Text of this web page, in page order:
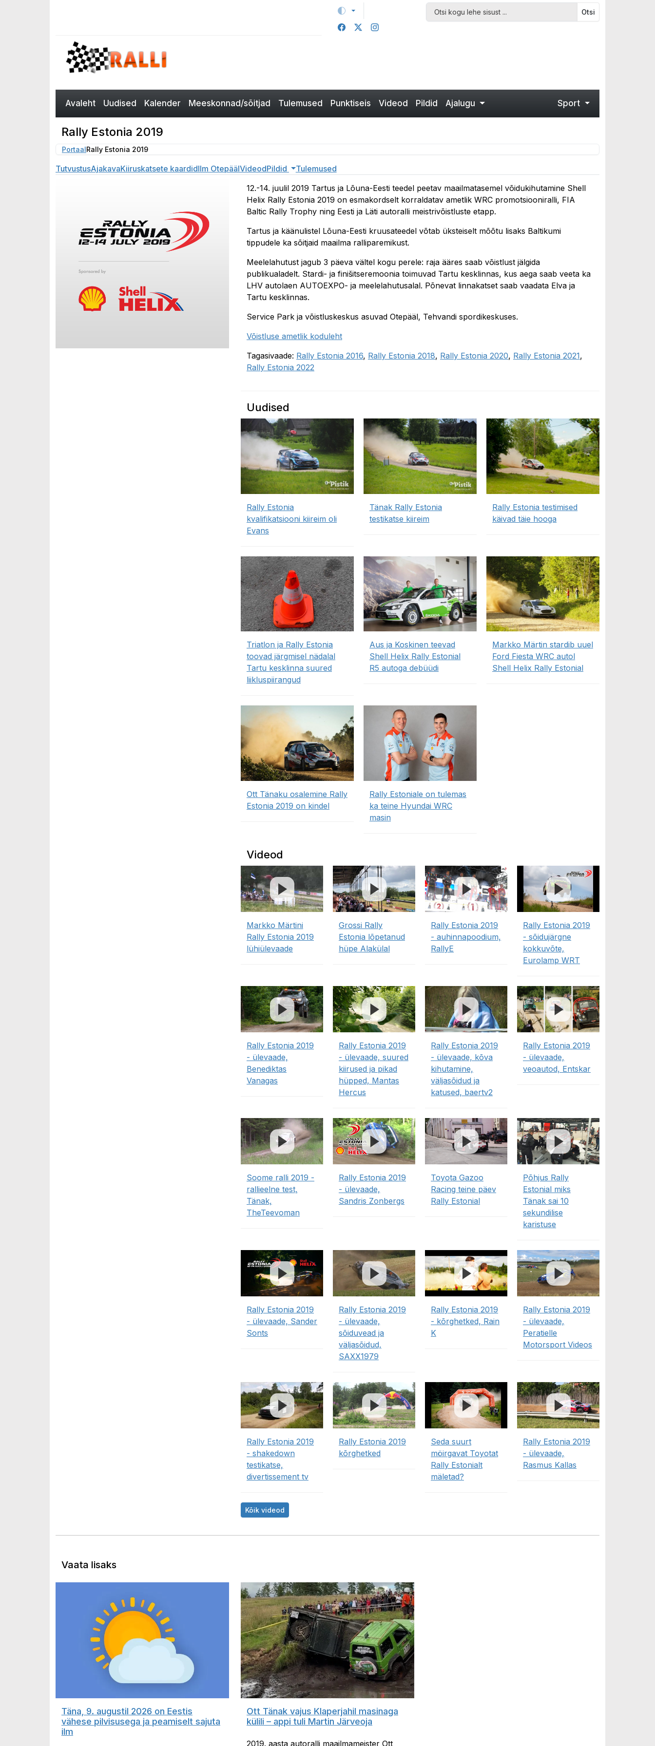
Otsi
Avaleht Uudised Kalender Meeskonnad/sõitjad Tulemused Punktiseis Videod Pildid Ajalugu Sport
Rally Estonia 2019
PortaalRally Estonia 2019
TutvustusAjakavaKiiruskatsete kaardidIlm OtepäälVideodPildid
Tulemused
12.-14. juulil 2019 Tartus ja Lõuna-Eesti teedel peetav maailmatasemel võidukihutamine Shell
Helix Rally Estonia 2019 on esmakordselt korraldatav ametlik WRC promotsiooniralli, FIA
Baltic Rally Trophy ning Eesti ja Läti autoralli meistrivõistluste etapp.
Tartus ja käänulistel Lõuna-Eesti kruusateedel võtab üksteiselt mõõtu lisaks Baltikumi
tippudele ka sõitjaid maailma ralliparemikust.
Meelelahutust jagub 3 päeva vältel kogu perele: raja ääres saab võistlust jälgida
publikualadelt. Stardi- ja finišitseremoonia toimuvad Tartu kesklinnas, kus aega saab veeta ka
LHV autolaen AUTOEXPO- ja meelelahutusalal. Põnevat linnakatset saab vaadata Elva ja
Tartu kesklinnas.
Service Park ja võistluskeskus asuvad Otepääl, Tehvandi spordikeskuses.
Võistluse ametlik koduleht
Tagasivaade: Rally Estonia 2016, Rally Estonia 2018, Rally Estonia 2020, Rally Estonia 2021,
Rally Estonia 2022
Uudised
Rally Estonia
kvalifikatsiooni kiireim oli
Evans
Tänak Rally Estonia
testikatse kiireim
Rally Estonia testimised
käivad täie hooga
Triatlon ja Rally Estonia
toovad järgmisel nädalal
Tartu kesklinna suured
liikluspiirangud
Aus ja Koskinen teevad
Shell Helix Rally Estonial
R5 autoga debüüdi
Markko Märtin stardib uuel
Ford Fiesta WRC autol
Shell Helix Rally Estonial
Ott Tänaku osalemine Rally
Estonia 2019 on kindel
Rally Estoniale on tulemas
ka teine Hyundai WRC
masin
Videod
Markko Märtini
Rally Estonia 2019
lühiülevaade
Grossi Rally
Estonia lõpetanud
hüpe Alakülal
Rally Estonia 2019
- auhinnapoodium,
RallyE
Rally Estonia 2019
- sõidujärgne
kokkuvõte,
Eurolamp WRT
Rally Estonia 2019
- ülevaade,
Benediktas
Vanagas
Rally Estonia 2019
- ülevaade, suured
kiirused ja pikad
hüpped, Mantas
Hercus
Rally Estonia 2019
- ülevaade, kõva
kihutamine,
väljasõidud ja
katused, baertv2
Rally Estonia 2019
- ülevaade,
veoautod, Entskar
Soome ralli 2019 -
rallieelne test,
Tänak,
TheTeevoman
Rally Estonia 2019
- ülevaade,
Sandris Zonbergs
Toyota Gazoo
Racing teine päev
Rally Estonial
Põhjus Rally
Estonial miks
Tänak sai 10
sekundilise
karistuse
Rally Estonia 2019
- ülevaade, Sander
Sonts
Rally Estonia 2019
- ülevaade,
sõiduvead ja
väljasõidud,
SAXX1979
Rally Estonia 2019
- kõrghetked, Rain
K
Rally Estonia 2019
- ülevaade,
Peratielle
Motorsport Videos
Rally Estonia 2019
- shakedown
testikatse,
divertissement tv
Rally Estonia 2019
kõrghetked
Seda suurt
möirgavat Toyotat
Rally Estonialt
mäletad?
Rally Estonia 2019
- ülevaade,
Rasmus Kallas
Kõik videod
Vaata lisaks
Täna, 9. augustil 2026 on Eestis
vähese pilvisusega ja peamiselt sajuta
ilm
Ott Tänak vajus Klaperjahil masinaga
külili – appi tuli Martin Järveoja
2019. aasta autoralli maailmameister Ott